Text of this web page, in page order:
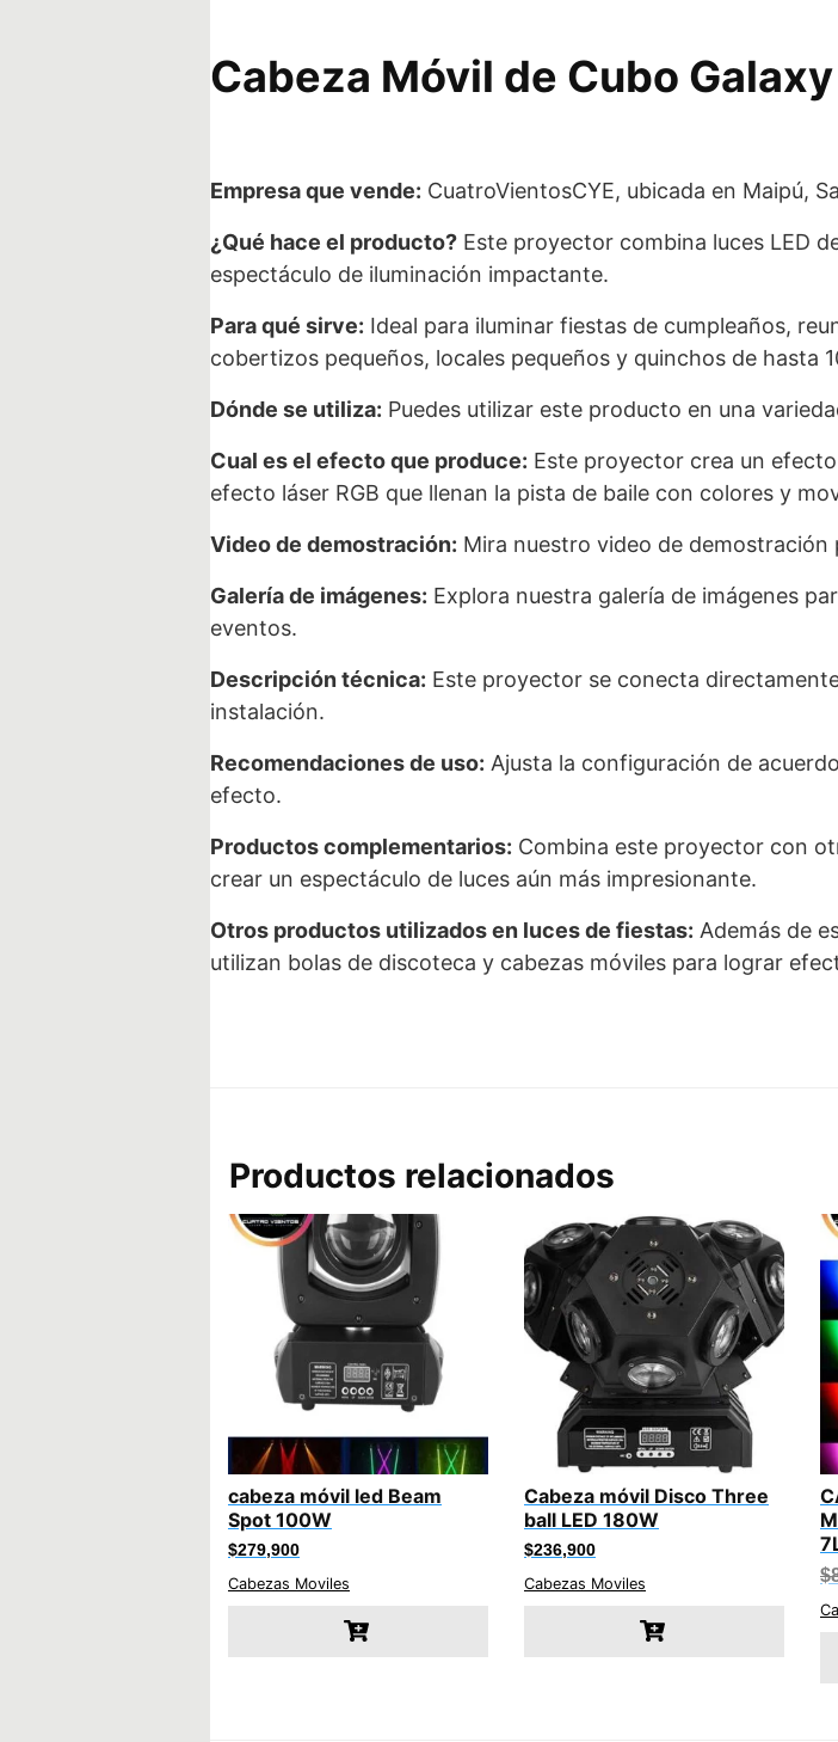
Cabeza Móvil de Cubo
Empresa que vende: CuatroVientosCYE, ubicada en Maipú,
¿Qué hace el producto? Este proyector combina luces LED
espectáculo de iluminación impactante.
Para qué sirve: Ideal para iluminar fiestas de cumpleaños,
cobertizos pequeños, locales pequeños y quinchos de hasta
Dónde se utiliza: Puedes utilizar este producto en una
Cual es el efecto que produce: Este proyector crea un
efecto láser RGB que llenan la pista de baile con colores y
Video de demostración: Mira nuestro video de
Galería de imágenes: Explora nuestra galería de imágenes
eventos.
Descripción técnica: Este proyector se conecta
instalación.
Recomendaciones de uso: Ajusta la configuración de
efecto.
Productos complementarios: Combina este proyector con
crear un espectáculo de luces aún más impresionante.
Otros productos utilizados en luces de fiestas: Además de
utilizan bolas de discoteca y cabezas móviles para lograr
Productos relacionados
cabeza móvil led Beam
Spot 100W
$279,900
Cabezas Moviles
Cabeza móvil Disco Three
ball LED 180W
$236,900
Cabezas Moviles
$